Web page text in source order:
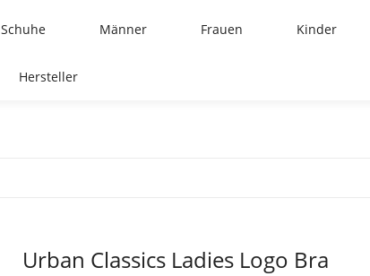
Schuhe Männer Frauen Kinder
Hersteller
Urban Classics Ladies Logo Bra